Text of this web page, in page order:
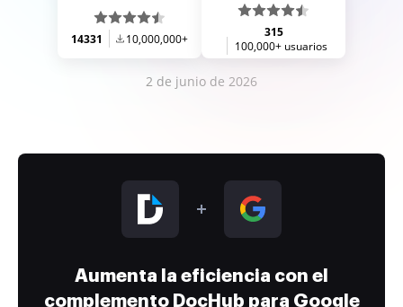
14331 10,000,000+
315
100,000+ usuarios
2 de junio de 2026
Aumenta la eficiencia con el
complemento DocHub para Google